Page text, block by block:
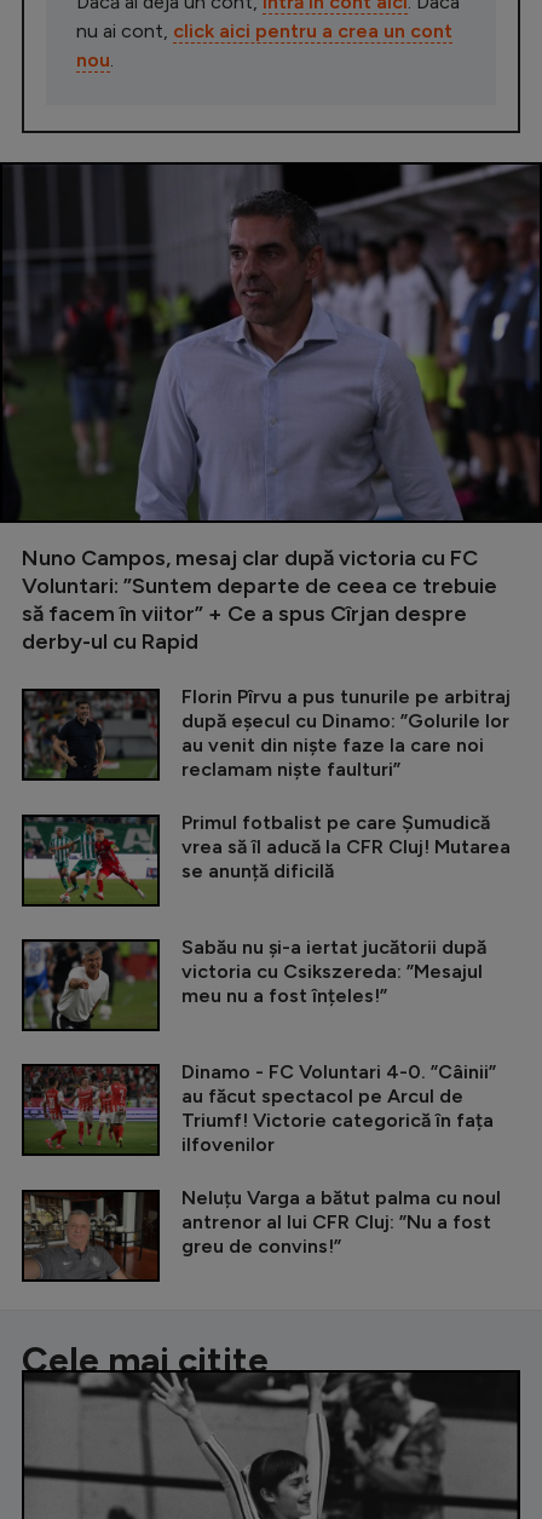
nu ai cont, click aici pentru a crea un cont
nou
Nuno Campos, mesaj clar după victoria cu FC
Voluntari: ”Suntem departe de ceea ce trebuie
să facem în viitor” + Ce a spus Cîrjan despre
derby-ul cu Rapid
Florin Pîrvu a pus tunurile pe arbitraj
după eșecul cu Dinamo: ”Golurile lor
au venit din niște faze la care noi
reclamam niște faulturi”
Primul fotbalist pe care Șumudică
vrea să îl aducă la CFR Cluj! Mutarea
se anunță dificilă
Sabău nu și-a iertat jucătorii după
victoria cu Csikszereda: ”Mesajul
meu nu a fost înțeles!”
Dinamo - FC Voluntari 4-0. ”Câinii”
au făcut spectacol pe Arcul de
Triumf! Victorie categorică în fața
ilfovenilor
Neluțu Varga a bătut palma cu noul
antrenor al lui CFR Cluj: ”Nu a fost
greu de convins!”
Cele mai citite